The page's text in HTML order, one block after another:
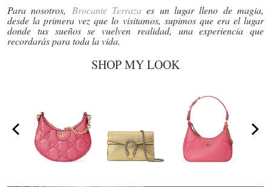
Para nosotros, Brocante Terraza es un lugar lleno de magia,
desde la primera vez que lo visitamos, supimos que era el lugar
donde tus sueños se vuelven realidad, una experiencia que
recordarás para toda la vida.
SHOP MY LOOK